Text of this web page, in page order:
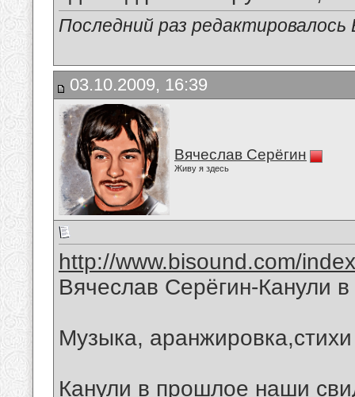
Последний раз
03.10.2009, 16:39
Вячеслав Серёгин
Живу я здесь
http://www.bisound.com/
Вячеслав Серёгин-Канули
Музыка,
Канули в прошлое наши